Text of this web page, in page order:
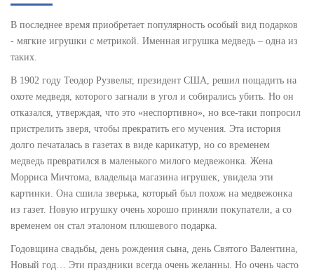
В последнее время приобретает популярность особый вид подарков
- мягкие игрушки с метрикой. Именная игрушка медведь – одна из
таких.
В 1902 году Теодор Рузвельт, президент США, решил пощадить на
охоте медведя, которого загнали в угол и собирались убить. Но он
отказался, утверждая, что это «неспортивно», но все-таки попросил
пристрелить зверя, чтобы прекратить его мучения. Эта история
долго печаталась в газетах в виде карикатур, но со временем
медведь превратился в маленького милого медвежонка. Жена
Морриса Мичтома, владельца магазина игрушек, увидела эти
картинки. Она сшила зверька, который был похож на медвежонка
из газет. Новую игрушку очень хорошо приняли покупатели, а со
временем он стал эталоном плюшевого подарка.
Годовщина свадьбы, день рождения сына, день Святого Валентина,
Новый год… Эти праздники всегда очень желанны. Но очень часто